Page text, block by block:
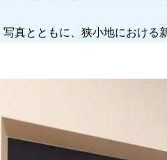
写真とともに、狭小地における